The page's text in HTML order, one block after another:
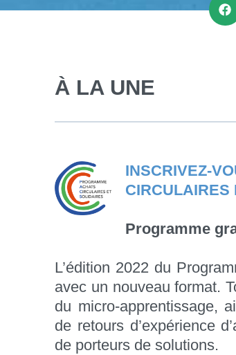
À LA UNE
INSCRIVEZ-
CIRCULAIRES
Programme
L’édition 2022 du
avec un nouveau format.
du micro-apprentissage,
de retours d’expérience
de porteurs de solutions.